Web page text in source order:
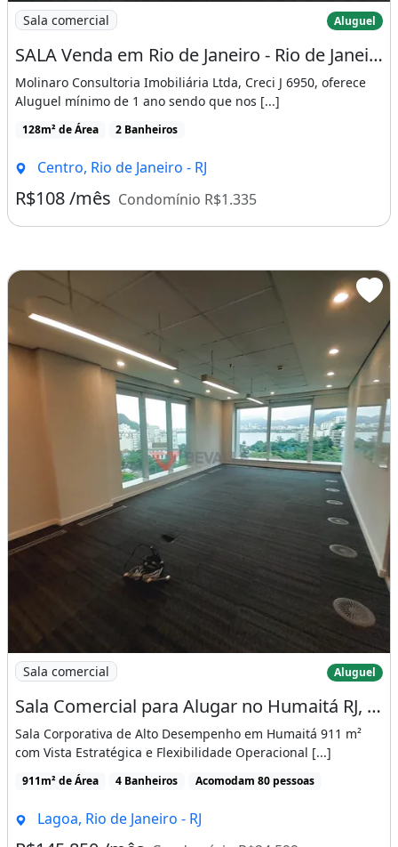
Imagem: SALA Venda em Rio de Janeiro - Rio de Janeiro
Sala comercial Aluguel
SALA Venda em Rio de Janeiro - Rio de Janeiro, Centro
Molinaro Consultoria Imobiliária Ltda, Creci J 6950, oferece
Aluguel mínimo de 1 ano sendo que nos [...]
128m² de Área 2 Banheiros
Centro, Rio de Janeiro - RJ
R$108 /mês Condomínio R$1.335
Imagem: Sala Comercial para Alugar no Humaitá RJ
Sala comercial Aluguel
Sala Comercial para Alugar no Humaitá RJ, 911m², 20 Salas
Sala Corporativa de Alto Desempenho em Humaitá 911 m²
com Vista Estratégica e Flexibilidade Operacional [...]
911m² de Área 4 Banheiros Acomodam 80 pessoas
Lagoa, Rio de Janeiro - RJ